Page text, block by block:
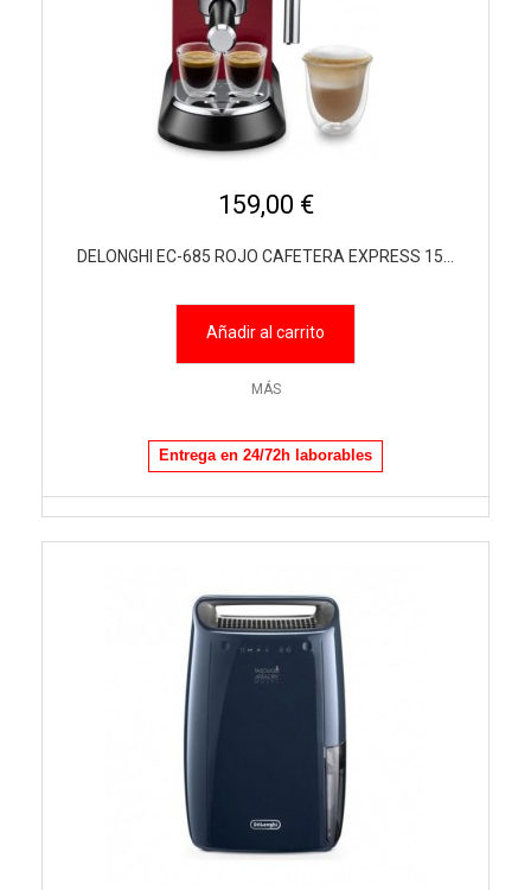
159,00 €
DELONGHI EC-685 ROJO CAFETERA EXPRESS 15...
Añadir al carrito
MÁS
Entrega en 24/72h laborables